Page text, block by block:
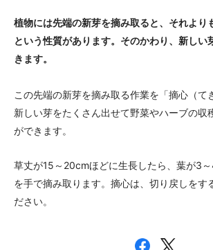
植物には先端の新芽を摘み取ると、それより
という性質があります。そのかわり、新しい
きます。
この先端の新芽を摘み取る作業を「摘心（て
新しい芽をたくさん出せて野菜やハーブの収
ができます。
草丈が15～20cmほどに生長したら、葉が3
を手で摘み取ります。摘心は、切り戻しをす
ださい。